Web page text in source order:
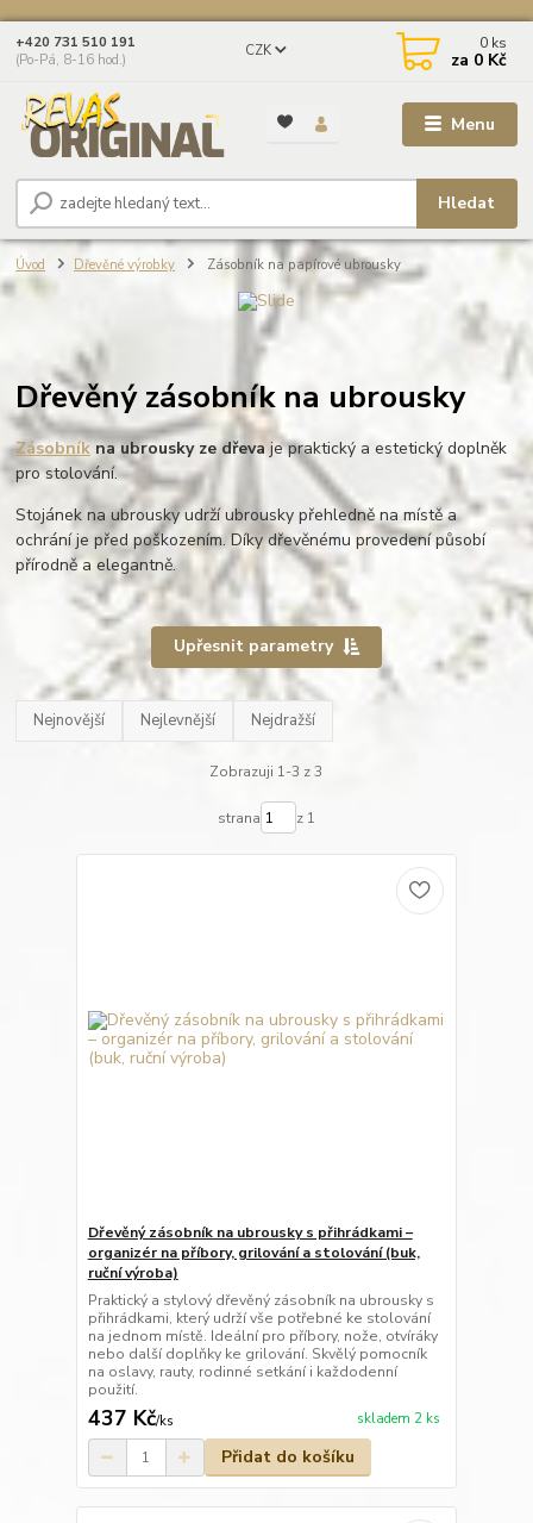
Menu
CZK
Hledat
+420 731 510 191
(Po-Pá, 8-16 hod.)
0 ks
za 0 Kč
Úvod Dřevěné výrobky Zásobník na papírové ubrousky
Dřevěný zásobník na ubrousky
Zásobníkna ubrousky ze dřevaje praktický a estetický doplněk
pro stolování.
Stojánek na ubrousky udrží ubrousky přehledně na místě a
ochrání je před poškozením. Díky dřevěnému provedení působí
přírodně a elegantně.
Upřesnit parametry
Nejnovější Nejlevnější Nejdražší
Zobrazuji 1-3 z 3
strana z 1
Dřevěný zásobník na ubrousky s přihrádkami –
organizér na příbory, grilování a stolování (buk,
ruční výroba)
Praktický a stylový dřevěný zásobník na ubrousky s
přihrádkami, který udrží vše potřebné ke stolování
na jednom místě. Ideální pro příbory, nože, otvíráky
nebo další doplňky ke grilování. Skvělý pomocník
na oslavy, rauty, rodinné setkání i každodenní
použití.
437 Kč/ks skladem 2 ks
Přidat do košíku